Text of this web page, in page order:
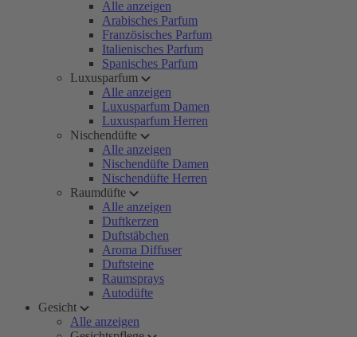
Alle anzeigen
Arabisches Parfum
Französisches Parfum
Italienisches Parfum
Spanisches Parfum
Luxusparfum
Alle anzeigen
Luxusparfum Damen
Luxusparfum Herren
Nischendüfte
Alle anzeigen
Nischendüfte Damen
Nischendüfte Herren
Raumdüfte
Alle anzeigen
Duftkerzen
Duftstäbchen
Aroma Diffuser
Duftsteine
Raumsprays
Autodüfte
Gesicht
Alle anzeigen